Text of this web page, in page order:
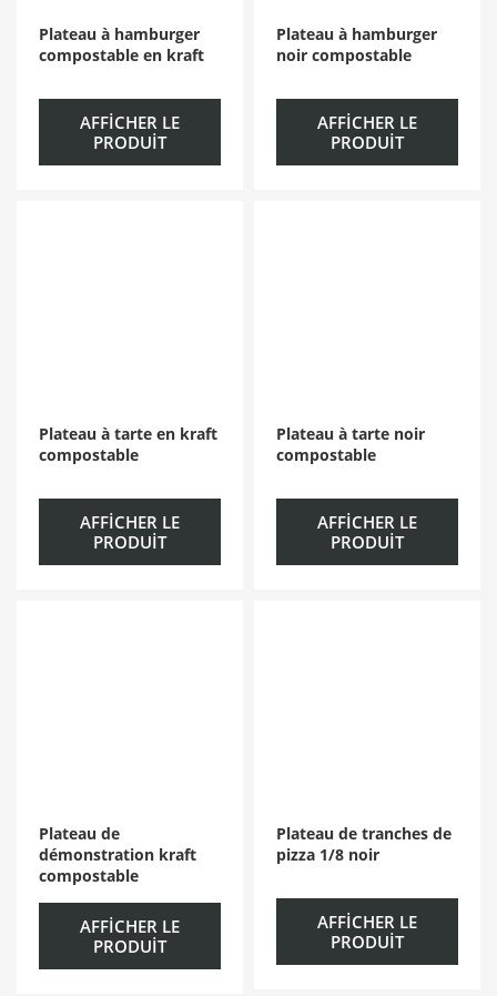
Plateau à hamburger
compostable en kraft
AFFICHER LE
PRODUIT
Plateau à hamburger
noir compostable
AFFICHER LE
PRODUIT
Plateau à tarte en kraft
compostable
AFFICHER LE
PRODUIT
Plateau à tarte noir
compostable
AFFICHER LE
PRODUIT
Plateau de
démonstration kraft
compostable
AFFICHER LE
PRODUIT
Plateau de tranches de
pizza 1/8 noir
AFFICHER LE
PRODUIT